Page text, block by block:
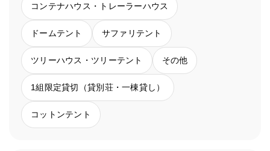
コンテナハウス・トレーラーハウス
ドームテント サファリテント
ツリーハウス・ツリーテント その他
1組限定貸切（貸別荘・一棟貸し）
コットンテント